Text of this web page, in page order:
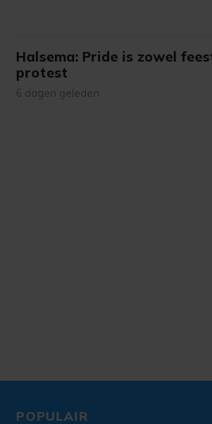
Halsema: Pride is zowel
protest
6 dagen geleden
POPULAIR